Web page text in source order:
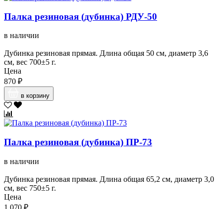
Палка резиновая (дубинка) РДУ-50
в наличии
Дубинка резиновая прямая. Длина общая 50 см, диаметр 3,6
см, вес 700±5 г.
Цена
870 ₽
в корзину
Палка резиновая (дубинка) ПР-73
в наличии
Дубинка резиновая прямая. Длина общая 65,2 см, диаметр 3,0
см, вес 750±5 г.
Цена
1 070 ₽